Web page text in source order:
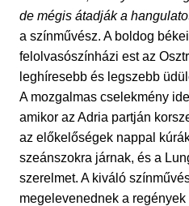
de mégis átadják a
a színművész. A boldog
felolvasószínházi est az
leghíresebb és legszebb
A mozgalmas cselekmény
amikor az Adria partján
az előkelőségek nappal
szeánszokra járnak, és a
szerelmet. A kiváló
megelevenednek a